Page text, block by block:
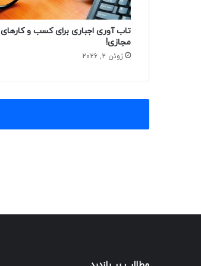
تاب آوری اجباری برای کسب و کارهای
مجازی!
ژوئن 2, 2026